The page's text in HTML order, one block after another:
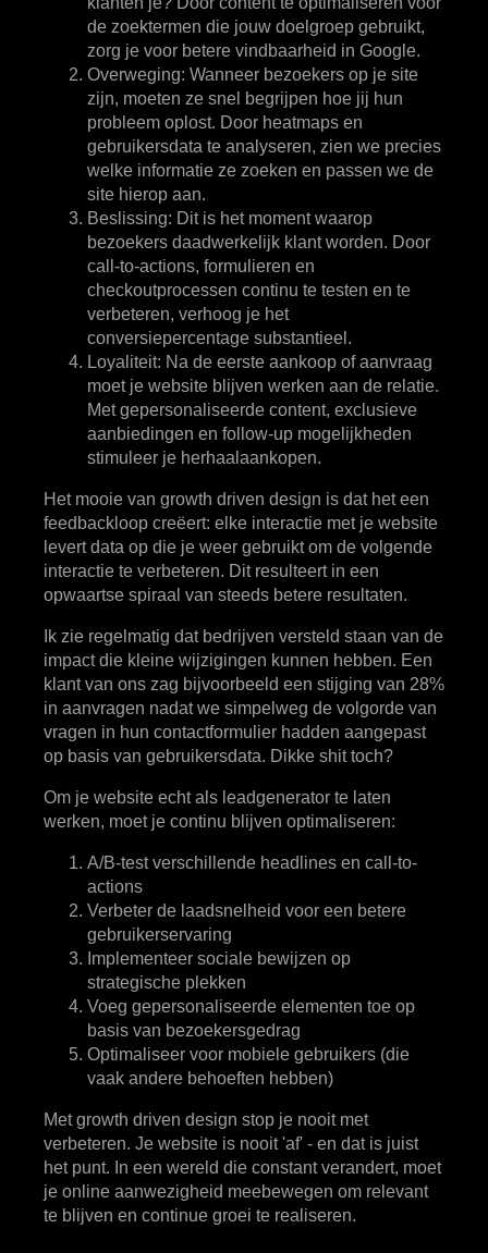
de zoektermen die jouw doelgroep gebruikt,
zorg je voor betere vindbaarheid in Google.
Overweging: Wanneer bezoekers op je site
zijn, moeten ze snel begrijpen hoe jij hun
probleem oplost. Door heatmaps en
gebruikersdata te analyseren, zien we precies
welke informatie ze zoeken en passen we de
site hierop aan.
Beslissing: Dit is het moment waarop
bezoekers daadwerkelijk klant worden. Door
call-to-actions, formulieren en
checkoutprocessen continu te testen en te
verbeteren, verhoog je het
conversiepercentage substantieel.
Loyaliteit: Na de eerste aankoop of aanvraag
moet je website blijven werken aan de relatie.
Met gepersonaliseerde content, exclusieve
aanbiedingen en follow-up mogelijkheden
stimuleer je herhaalaankopen.
Het mooie van growth driven design is dat het een
feedbackloop creëert: elke interactie met je website
levert data op die je weer gebruikt om de volgende
interactie te verbeteren. Dit resulteert in een
opwaartse spiraal van steeds betere resultaten.
Ik zie regelmatig dat bedrijven versteld staan van de
impact die kleine wijzigingen kunnen hebben. Een
klant van ons zag bijvoorbeeld een stijging van 28%
in aanvragen nadat we simpelweg de volgorde van
vragen in hun contactformulier hadden aangepast
op basis van gebruikersdata. Dikke shit toch?
Om je website echt als leadgenerator te laten
werken, moet je continu blijven optimaliseren:
A/B-test verschillende headlines en call-to-
actions
Verbeter de laadsnelheid voor een betere
gebruikerservaring
Implementeer sociale bewijzen op
strategische plekken
Voeg gepersonaliseerde elementen toe op
basis van bezoekersgedrag
Optimaliseer voor mobiele gebruikers (die
vaak andere behoeften hebben)
Met growth driven design stop je nooit met
verbeteren. Je website is nooit 'af' - en dat is juist
het punt. In een wereld die constant verandert, moet
je online aanwezigheid meebewegen om relevant
te blijven en continue groei te realiseren.